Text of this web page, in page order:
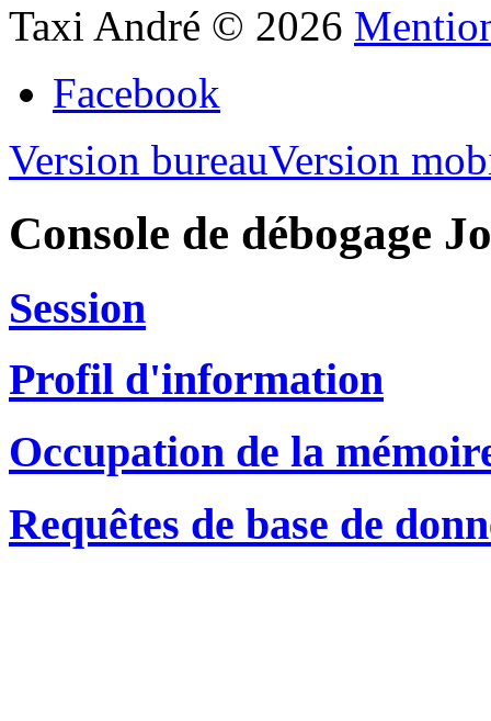
Taxi André © 2026
Facebook
Version bureauVersion
Console de débogage
Session
Profil d'information
Occupation de la
Requêtes de base de